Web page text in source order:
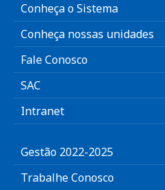
Conheça o Sistema
Conheça nossas unidades
Fale Conosco
SAC
Intranet
Gestão 2022-2025
Trabalhe Conosco